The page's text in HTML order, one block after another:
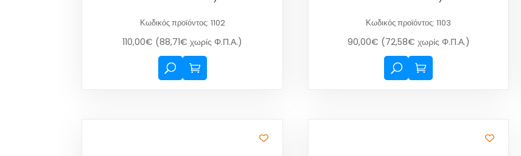
Κωδικός προϊόντος: 1102
110,00€ (88,71€ χωρίς Φ.Π.Α.)
Κωδικός προϊόντος: 1103
90,00€ (72,58€ χωρίς Φ.Π.Α.)